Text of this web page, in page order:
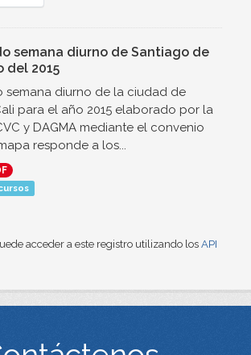
semana diurno de Santiago de
del 2015
semana diurno de la ciudad de
para el año 2015 elaborado por la
y DAGMA mediante el convenio
responde a los...
acceder a este registro utilizando los API